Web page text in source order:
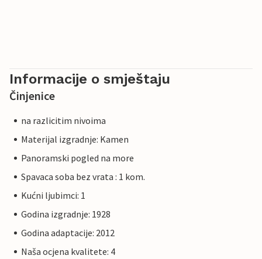
Informacije o smještaju
Činjenice
na razlicitim nivoima
Materijal izgradnje: Kamen
Panoramski pogled na more
Spavaca soba bez vrata : 1 kom.
Kućni ljubimci: 1
Godina izgradnje: 1928
Godina adaptacije: 2012
Naša ocjena kvalitete: 4